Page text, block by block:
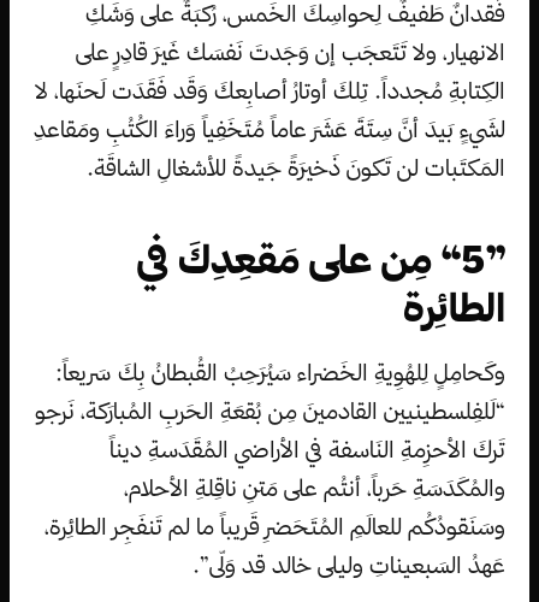
فُقدانٌ طَفيفٌ لِحواسِكَ الخَمس، رُكبَةٌ على وَشَكِ
الانهيار، ولا تَتَعجَب إن وَجَدتَ نَفسَك غَيرَ قادِرٍ على
الكِتابةِ مُجدداً. تِلكَ أوتارُ أصابِعكَ وَقَد فَقَدَت لَحنَها، لا
لشَيءٍ بَيدَ أنَّ سِتَةَ عَشَرَ عاماً مُتَخَفِياً وَراءَ الكُتُبِ ومَقاعدِ
المَكتَبات لن تَكونَ ذَخيرَةً جَيدةً للأشغالِ الشاقَة.
”5“ مِن على مَقعِدِكَ في
الطائِرة
وكَحامِلٍ لِلهُوِيةِ الخَضراء سَيُرَحِبُ القُبطانُ بِكَ سَريعاً:
“لَلفِلسطينيين القادمينَ مِن بُقعَةِ الحَربِ المُبارَكة، نَرجو
تَركَ الأحزِمةِ النَاسفة في الأراضي المُقَدَسةِ ديناً
والمُكَدَسَةِ حَرباً، أنتُم على مَتنِ ناقِلةِ الأحلام،
وسَنَقودُكُم للعالَمِ المُتَحَضرِ قَريباً ما لم تَنفَجِر الطائِرة،
عَهدُ السَبعيناتِ وليلى خالد قد وَلّى”.